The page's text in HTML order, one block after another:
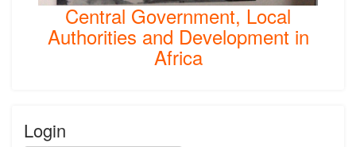
Central Government, Local
Authorities and Development in
Africa
Login